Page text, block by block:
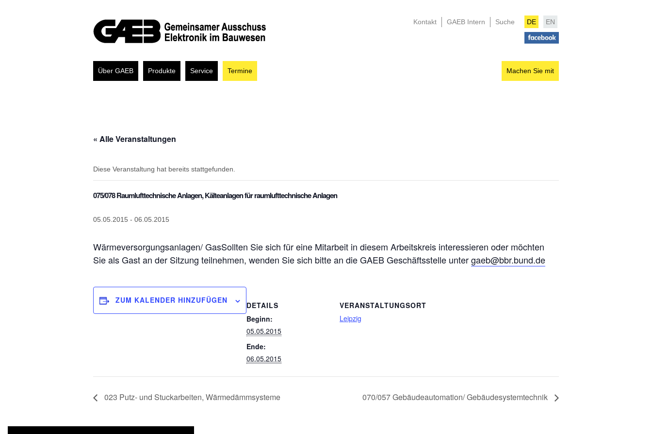
Kontakt GAEB Intern Suche DE EN
Über GAEB Produkte Service Termine Machen Sie mit
« Alle Veranstaltungen
Diese Veranstaltung hat bereits stattgefunden.
075/078 Raumlufttechnische Anlagen, Kälteanlagen für raumlufttechnische Anlagen
05.05.2015 - 06.05.2015
Wärmeversorgungsanlagen/ GasSollten Sie sich für eine Mitarbeit in diesem Arbeitskreis interessieren oder möchten
Sie als Gast an der Sitzung teilnehmen, wenden Sie sich bitte an die GAEB Geschäftsstelle untergaeb@bbr.bund.de
ZUM KALENDER HINZUFÜGEN
DETAILS
Beginn:
05.05.2015
Ende:
06.05.2015
VERANSTALTUNGSORT
Leipzig
023 Putz- und Stuckarbeiten, Wärmedämmsysteme 070/057 Gebäudeautomation/ Gebäudesystemtechnik